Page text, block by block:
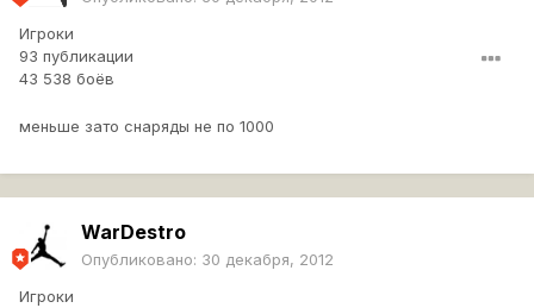
Игроки
93 публикации
43 538 боёв
меньше зато снаряды не по 1000
WarDestro
Опубликовано: 30 декабря, 2012
Игроки